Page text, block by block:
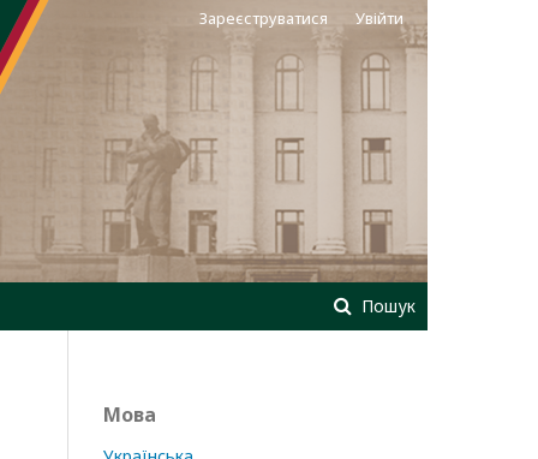
Пошук
Зареєструватися Увійти
Мова